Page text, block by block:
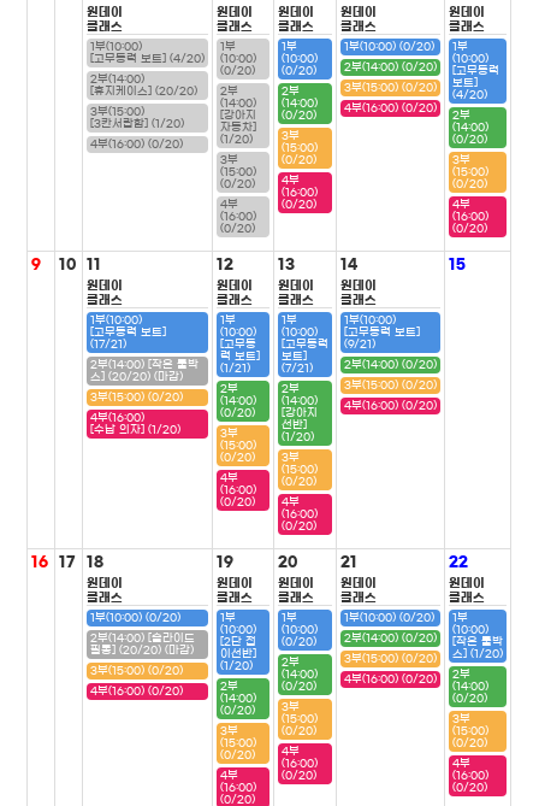
원데이
클래스
1부(10:00)
[고무동력 보트] (4/20)
2부(14:00)
[휴지케이스] (20/20)
3부(15:00)
[3칸서랍함] (1/20)
4부(16:00) (0/20)
원데이
클래스
1부
(10:00)
(0/20)
2부
(14:00)
[강아지
자동차]
(1/20)
3부
(15:00)
(0/20)
4부
(16:00)
(0/20)
원데이
클래스
1부
(10:00)
(0/20)
2부
(14:00)
(0/20)
3부
(15:00)
(0/20)
4부
(16:00)
(0/20)
원데이
클래스
1부(10:00) (0/20)
2부(14:00) (0/20)
3부(15:00) (0/20)
4부(16:00) (0/20)
원데이
클래스
1부
(10:00)
[고무동력
보트]
(4/20)
2부
(14:00)
(0/20)
3부
(15:00)
(0/20)
4부
(16:00)
(0/20)
9 10 11
원데이
클래스
1부(10:00)
[고무동력 보트]
(17/21)
2부(14:00) [작은 툴박
스] (20/20) (마감)
3부(15:00) (0/20)
4부(16:00)
[수납 의자] (1/20)
12
원데이
클래스
1부
(10:00)
[고무동
력 보트]
(1/21)
2부
(14:00)
(0/20)
3부
(15:00)
(0/20)
4부
(16:00)
(0/20)
13
원데이
클래스
1부
(10:00)
[고무동력
보트]
(7/21)
2부
(14:00)
[강아지
선반]
(1/20)
3부
(15:00)
(0/20)
4부
(16:00)
(0/20)
14
원데이
클래스
1부(10:00)
[고무동력 보트]
(9/21)
2부(14:00) (0/20)
3부(15:00) (0/20)
4부(16:00) (0/20)
15
16 17 18
원데이
클래스
1부(10:00) (0/20)
2부(14:00) [슬라이드
필통] (20/20) (마감)
3부(15:00) (0/20)
4부(16:00) (0/20)
19
원데이
클래스
1부
(10:00)
[2단 접
이선반]
(1/20)
2부
(14:00)
(0/20)
3부
(15:00)
(0/20)
4부
(16:00)
(0/20)
20
원데이
클래스
1부
(10:00)
(0/20)
2부
(14:00)
(0/20)
3부
(15:00)
(0/20)
4부
(16:00)
(0/20)
21
원데이
클래스
1부(10:00) (0/20)
2부(14:00) (0/20)
3부(15:00) (0/20)
4부(16:00) (0/20)
22
원데이
클래스
1부
(10:00)
[작은 툴박
스] (1/20)
2부
(14:00)
(0/20)
3부
(15:00)
(0/20)
4부
(16:00)
(0/20)